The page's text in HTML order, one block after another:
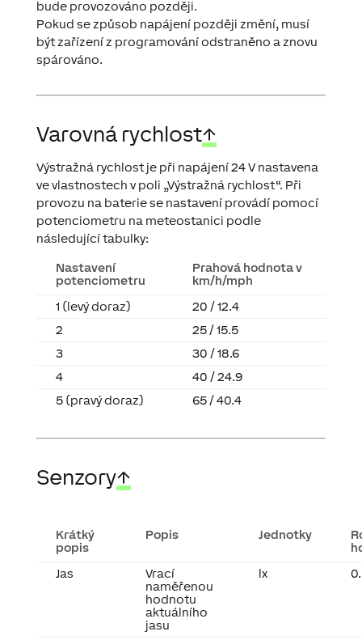
bude provozováno později.
Pokud se způsob napájení později změní, musí
být zařízení z programování odstraněno a znovu
spárováno.
Varovná rychlost↑
Výstražná rychlost je při napájení 24 V nastavena
ve vlastnostech v poli „Výstražná rychlost“. Při
provozu na baterie se nastavení provádí pomocí
potenciometru na meteostanici podle
následující tabulky:
Nastavení
potenciometru
Prahová hodnota v
km/h/mph
1 (levý doraz)
20 / 12.4
2
25 / 15.5
3
30 / 18.6
4
40 / 24.9
5 (pravý doraz)
65 / 40.4
Senzory↑
Krátký
popis
Popis Jednotky
Jas
Vrací
naměřenou
hodnotu
aktuálního
jasu
lx